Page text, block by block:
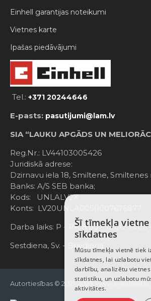
Einhell garantijas noteikumi
Vietnes karte
Ipašas piedāvājumi
Tel.: +371 20244646
E-pasts: pasutijumi@lam.lv
SIA “LAUKU APGĀDS UN
Reg.Nr.: LV44103005426
Juridiskā adrese:
Dzirnavu iela 18, Smiltene, Smiltenes
Banks: A/S SEB banka;
Kods: UNLALV2X
Konts: LV20UNLA0050007676877
Darba laiks: P - Pk. 8:00 - 12:00; 13:00
Sestdiena, Sv. - Brīvdiena
Autortiesības © 2021-2025, www.e-
Šī tīmekļa
sīkdatnes
Mūsu tīmekļa vietnē tiek
sīkdatnes, lai uzlabotu
darbību, analizētu
statistiku, un uzlabotu
aktivitātes.